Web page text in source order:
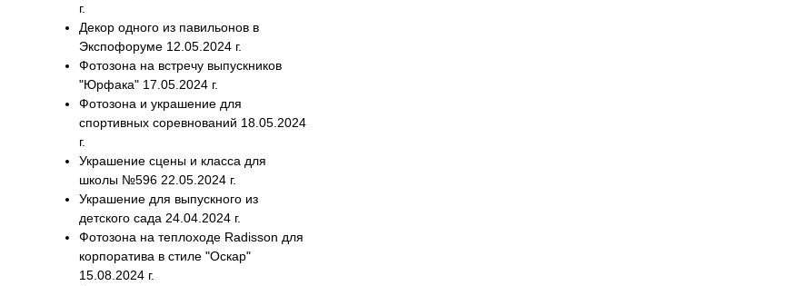
г.
Декор одного из павильонов в
Экспофоруме 12.05.2024 г.
Фотозона на встречу выпускников
"Юрфака" 17.05.2024 г.
Фотозона и украшение для
спортивных соревнований 18.05.2024
г.
Украшение сцены и класса для
школы №596 22.05.2024 г.
Украшение для выпускного из
детского сада 24.04.2024 г.
Фотозона на теплоходе Radisson для
корпоратива в стиле "Оскар"
15.08.2024 г.